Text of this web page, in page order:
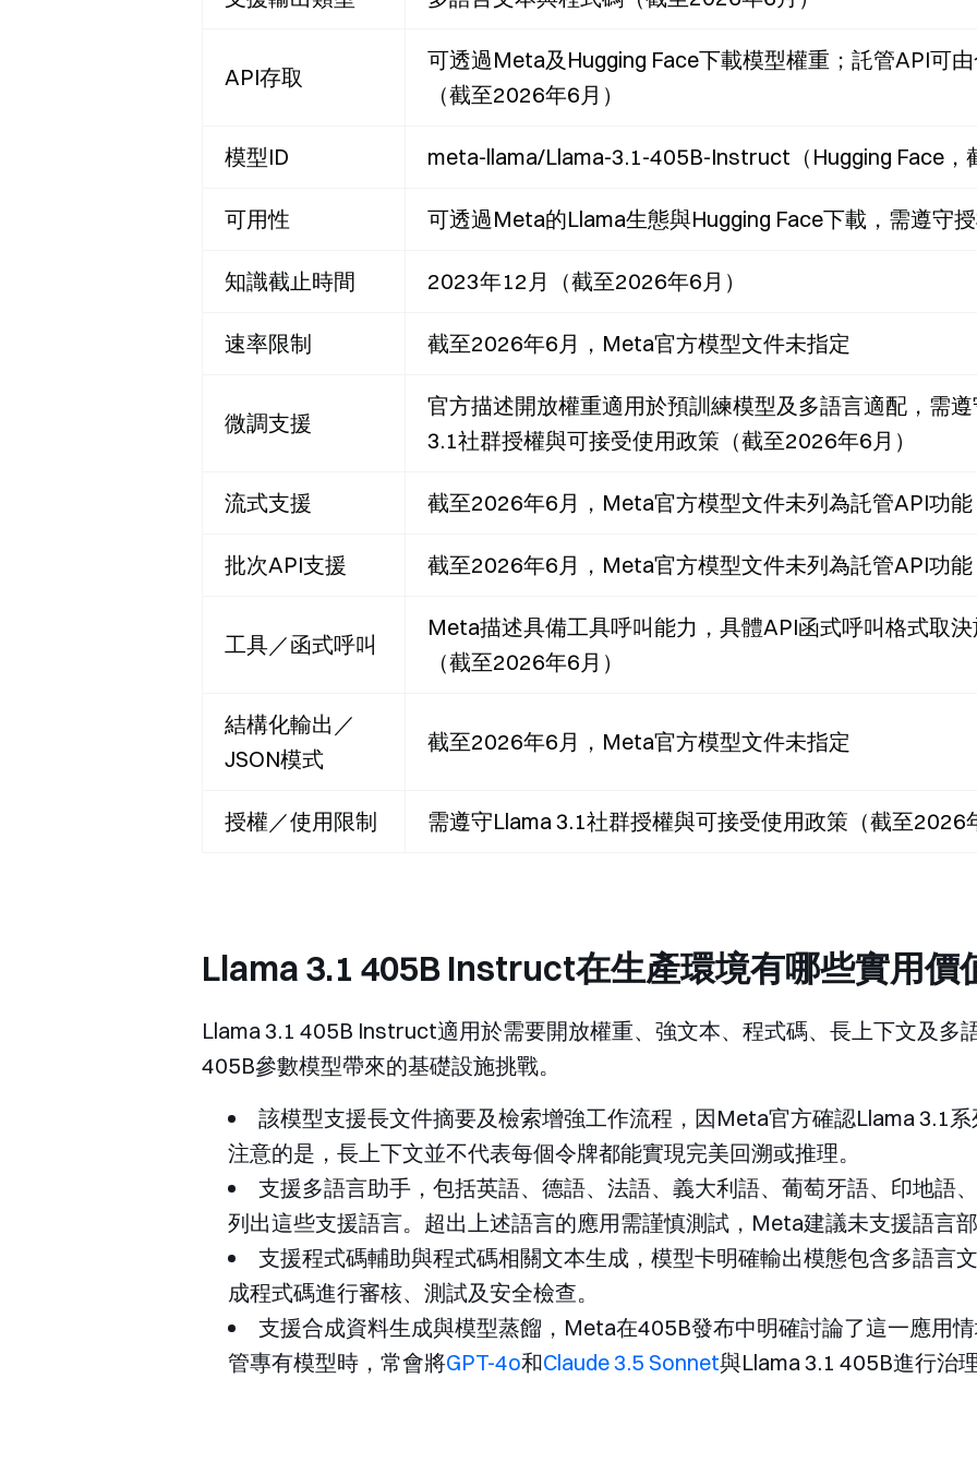
API存取
可透過Meta及Hugging Face下載模型權重；託管API可
（截至2026年6月）
模型ID meta-llama/Llama-3.1-405B-Instruct（Hugging Face，
可用性 可透過Meta的Llama生態與Hugging Face下載，需遵守
知識截止時間 2023年12月（截至2026年6月）
速率限制 截至2026年6月，Meta官方模型文件未指定
微調支援
官方描述開放權重適用於預訓練模型及多語言適配，需
3.1社群授權與可接受使用政策（截至2026年6月）
流式支援 截至2026年6月，Meta官方模型文件未列為託管API功能
批次API支援 截至2026年6月，Meta官方模型文件未列為託管API功能
工具／函式呼叫
Meta描述具備工具呼叫能力，具體API函式呼叫格式取
（截至2026年6月）
結構化輸出／
JSON模式
截至2026年6月，Meta官方模型文件未指定
授權／使用限制 需遵守Llama 3.1社群授權與可接受使用政策（截至2026
Llama 3.1 405B Instruct在生產環境有哪些實用價
Llama 3.1 405B Instruct適用於需要開放權重、強文本、程式碼、長上下文及多
405B參數模型帶來的基礎設施挑戰。
該模型支援長文件摘要及檢索增強工作流程，因Meta官方確認Llama 3.1
注意的是，長上下文並不代表每個令牌都能實現完美回溯或推理。
支援多語言助手，包括英語、德語、法語、義大利語、葡萄牙語、印地語
列出這些支援語言。超出上述語言的應用需謹慎測試，Meta建議未支援語言
支援程式碼輔助與程式碼相關文本生成，模型卡明確輸出模態包含多語言
成程式碼進行審核、測試及安全檢查。
支援合成資料生成與模型蒸餾，Meta在405B發布中明確討論了這一應用
管專有模型時，常會將GPT-4o和Claude 3.5 Sonnet與Llama 3.1 405B進行治